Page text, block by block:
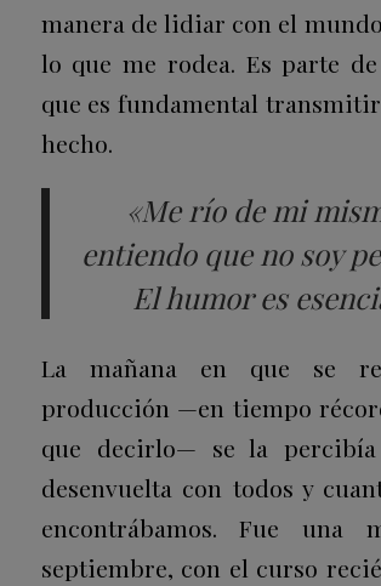
manera de lidiar con el
lo que me rodea. Es parte
que es fundamental
hecho.
«Me río de mi
entiendo que no soy
El humor es
La mañana en que se
producción —en tiempo
que decirlo— se la
desenvuelta con todos y
encontrábamos. Fue una
septiembre, con el curso